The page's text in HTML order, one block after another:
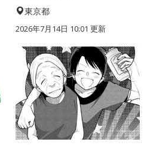
東京都
2026年7月14日 10:01 更新